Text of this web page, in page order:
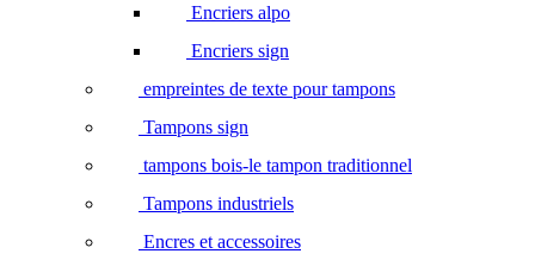
Encriers alpo
Encriers sign
empreintes de texte pour tampons
Tampons sign
tampons bois-le tampon traditionnel
Tampons industriels
Encres et accessoires